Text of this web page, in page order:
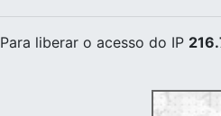
Para liberar o acesso do IP